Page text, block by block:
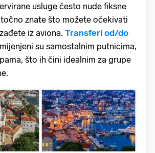
usluge često nude fiksne
znate što možete očekivati
iz aviona. Transferi od/do
su samostalnim putnicima,
što ih čini idealnim za grupe